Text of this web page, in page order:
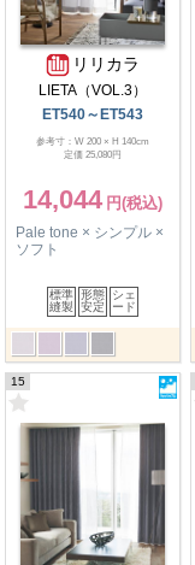
リリカラ
LIETA（VOL.3）
ET540～ET543
参考寸：W 200 × H 140cm
定価 25,080円
14,044
Pale tone × シンプル ×
ソフト
標準
縫製
形態
安定
シェ
ード
15